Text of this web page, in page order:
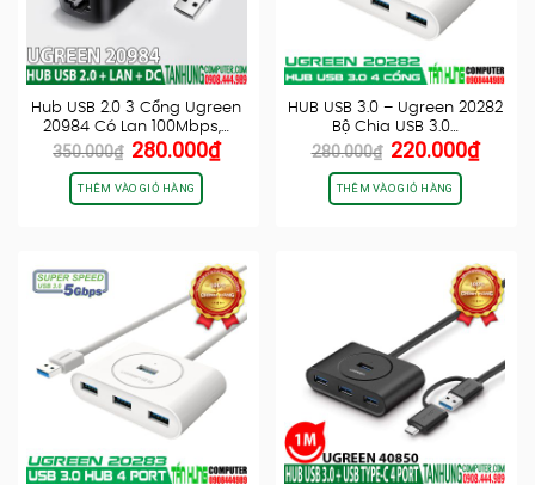
Hub USB 2.0 3 Cổng Ugreen
20984 Có Lan 100Mbps,…
350.000₫ Giá
gốc
là:
350.000₫.
280.000₫Giá
hiện
THÊM VÀO GIỎ HÀNG
HUB USB 3.0 – Ugreen 20282
Bộ Chia USB 3.0…
280.000₫ Giá
gốc
là:
280.000₫.
220.000₫Giá
hiện
THÊM VÀO GIỎ HÀNG